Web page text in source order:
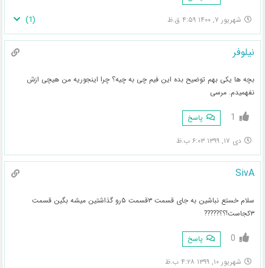
شهریور ۷, ۱۴۰۰ ۴:۵۹ ق.ظ (
1
)
نیلوفر
بچه ها یکی بهم توضیح بده این فیم چی به چیه؟ چرا اینجوریه من هیچی ازش
نفهمیدم. مرسی
1 پاسخ
دی ۱۷, ۱۳۹۹ ۶:۰۳ ب.ظ
SivA
سلام خستع نباشین به جای قسمت ۳قسمت ۵رو گذاشتین میشه بگین قسمت
۳کجاست!؟؟?????
0 پاسخ
شهریور ۱۰, ۱۳۹۹ ۴:۲۸ ب.ظ